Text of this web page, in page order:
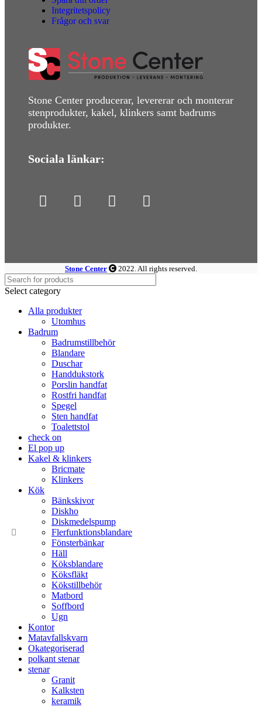
Integritetspolicy
Frågor och svar
Stone Center producerar, levererar och monterar
stenprodukter, kakel, klinkers samt badrums
produkter.
Sociala länkar:
Stone Center 2022. All rights reserved.
Select category
Alla produkter
Utomhus
Badrum
Badrumstillbehör
Blandare
Duschar
Handdukstork
Porslin handfat
Rostfri handfat
Spegel
Sten handfat
Toalettstol
check on
El pop up
Kakel & klinkers
Bricmate
Klinkers
Kök
Bänkskivor
Diskho
Diskmedelspump
Flerfunktionsblandare
Fönsterbänkar
Häll
Köksblandare
Köksfläkt​
Kökstillbehör
Matbord
Soffbord
Ugn​
Kontor
Matavfallskvarn
Okategoriserad
polkant stenar
stenar
Granit
Kalksten
keramik